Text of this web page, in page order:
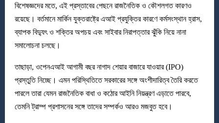
বিশেষজ্ঞদের মতে, এই প্রস্তাবের পেছনে রাজনৈতিক ও কৌশলগত কারণও
রয়েছে। বর্তমানে মার্কিন যুক্তরাষ্ট্রে এআই প্রযুক্তির কারণে কর্মসংস্থান হ্রাস,
ব্যাপক বিদ্যুৎ ও শক্তির অপচয় এবং সাইবার নিরাপত্তার ঝুঁকি নিয়ে নানা
সমালোচনা চলছে।
তাছাড়া, ওপেনএআই আগামী বছর নাগাদ শেয়ার বাজারে যাওয়ার (IPO)
প্রস্তুতি নিচ্ছে। এমন পরিস্থিতিতে সরকারের সঙ্গে অংশীদারিত্ব তৈরি করতে
পারলে তারা যেমন রাজনৈতিক বাধা ও কঠোর আইনি নিয়ন্ত্রণ এড়াতে পারবে,
তেমনি ট্রাম্প প্রশাসনের সঙ্গে তাদের সম্পর্কও আরও মজবুত হবে।